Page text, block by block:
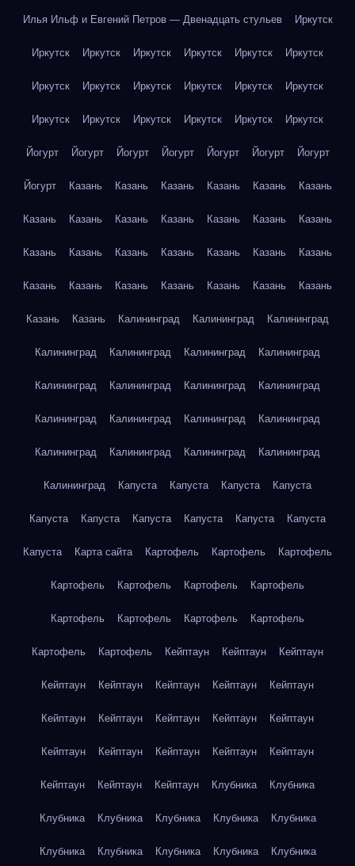
Илья Ильф и Евгений Петров — Двенадцать стульев Иркутск
Иркутск Иркутск Иркутск Иркутск Иркутск Иркутск
Иркутск Иркутск Иркутск Иркутск Иркутск Иркутск
Иркутск Иркутск Иркутск Иркутск Иркутск Иркутск
Йогурт Йогурт Йогурт Йогурт Йогурт Йогурт Йогурт
Йогурт Казань Казань Казань Казань Казань Казань
Казань Казань Казань Казань Казань Казань Казань
Казань Казань Казань Казань Казань Казань Казань
Казань Казань Казань Казань Казань Казань Казань
Казань Казань Калининград Калининград Калининград
Калининград Калининград Калининград Калининград
Калининград Калининград Калининград Калининград
Калининград Калининград Калининград Калининград
Калининград Калининград Калининград Калининград
Калининград Капуста Капуста Капуста Капуста
Капуста Капуста Капуста Капуста Капуста Капуста
Капуста Карта сайта Картофель Картофель Картофель
Картофель Картофель Картофель Картофель
Картофель Картофель Картофель Картофель
Картофель Картофель Кейптаун Кейптаун Кейптаун
Кейптаун Кейптаун Кейптаун Кейптаун Кейптаун
Кейптаун Кейптаун Кейптаун Кейптаун Кейптаун
Кейптаун Кейптаун Кейптаун Кейптаун Кейптаун
Кейптаун Кейптаун Кейптаун Клубника Клубника
Клубника Клубника Клубника Клубника Клубника
Клубника Клубника Клубника Клубника Клубника